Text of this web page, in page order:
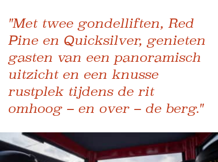
"Met twee gondelliften, Red
Pine en Quicksilver, genieten
gasten van een panoramisch
uitzicht en een knusse
rustplek tijdens de rit
omhoog – en over – de berg."